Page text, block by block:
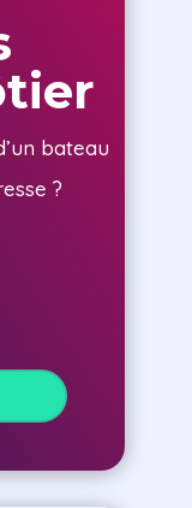
bateau
?